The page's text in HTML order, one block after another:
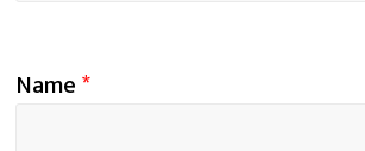
Name*